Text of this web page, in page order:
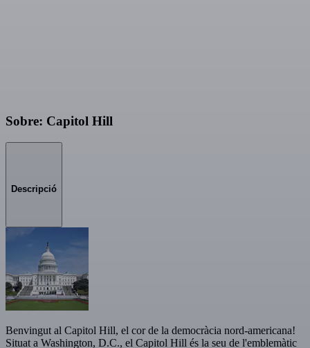
Sobre: Capitol Hill
Descripció
Benvingut al Capitol Hill, el cor de la democràcia nord-americana!
Situat a Washington, D.C., el Capitol Hill és la seu de l'emblemàtic